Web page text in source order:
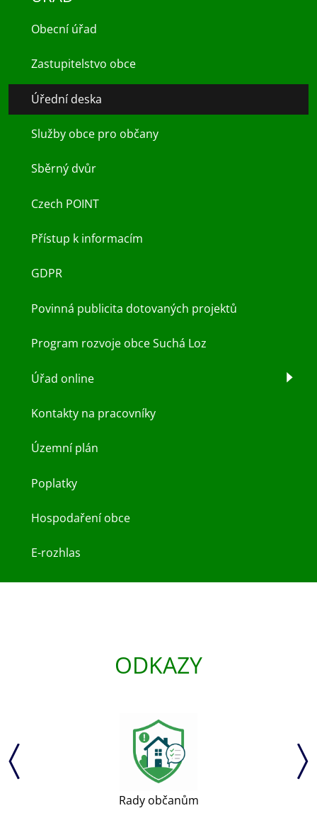
Obecní úřad
Zastupitelstvo obce
Úřední deska
Služby obce pro občany
Sběrný dvůr
Czech POINT
Přístup k informacím
GDPR
Povinná publicita dotovaných projektů
Program rozvoje obce Suchá Loz
Úřad online
Kontakty na pracovníky
Územní plán
Poplatky
Hospodaření obce
E-rozhlas
ODKAZY
Rady občanům